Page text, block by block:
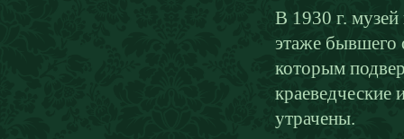
В 1930 г.
этаже
которым
краеведческие
утрачены.